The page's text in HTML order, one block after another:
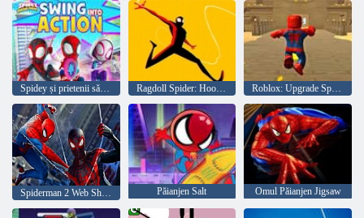
Spidey și prietenii săi uimitori: Treci în acțiune! Ragdoll Spider: Hook Man Roblox: Upgrade Spiderman
Păianjen Salt Omul Păianjen Jigsaw